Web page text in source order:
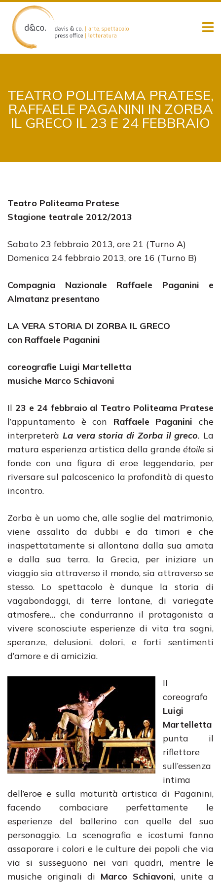
content
TEATRO POLITEAMA PRATESE,
RAFFAELE PAGANINI IN ZORBA
IL GRECO IL 23 E 24 FEBBRAIO
Teatro Politeama Pratese
Stagione teatrale 2012/2013
Sabato 23 febbraio 2013, ore 21 (Turno A)
Domenica 24 febbraio 2013, ore 16 (Turno B)
Compagnia Nazionale Raffaele Paganini e
Almatanz presentano
LA VERA STORIA DI ZORBA IL GRECO
con Raffaele Paganini
coreografie Luigi Martelletta
musiche Marco Schiavoni
Il 23 e 24 febbraio al Teatro Politeama Pratese
l’appuntamento è con Raffaele Paganini che
interpreterà La vera storia di Zorba il greco. La
matura esperienza artistica della grande étoile si
fonde con una figura di eroe leggendario, per
riversare sul palcoscenico la profondità di questo
incontro.
Zorba è un uomo che, alle soglie del matrimonio,
viene assalito da dubbi e da timori e che
inaspettatamente si allontana dalla sua amata
e dalla sua terra, la Grecia, per iniziare un
viaggio sia attraverso il mondo, sia attraverso se
stesso. Lo spettacolo è dunque la storia di
vagabondaggi, di terre lontane, di variegate
atmosfere… che condurranno il protagonista a
vivere sconosciute esperienze di vita tra sogni,
speranze, delusioni, dolori, e forti sentimenti
d’amore e di amicizia.
Il
coreografo
Luigi
Martelletta
punta il
riflettore
sull’essenza
intima
dell’eroe e sulla maturità artistica di Paganini,
facendo combaciare perfettamente le
esperienze del ballerino con quelle del suo
personaggio. La scenografia e icostumi fanno
assaporare i colori e le culture dei popoli che via
via si susseguono nei vari quadri, mentre le
musiche originali di Marco Schiavoni, unite a